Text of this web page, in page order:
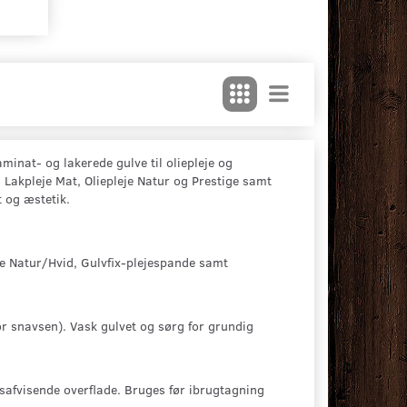
og lakerede gulve til oliepleje og
Mat, Oliepleje Natur og Prestige samt
og æstetik.
Natur/Hvid, Gulvfix-plejespande samt
snavsen). Vask gulvet og sørg for grundig
overflade. Bruges før ibrugtagning